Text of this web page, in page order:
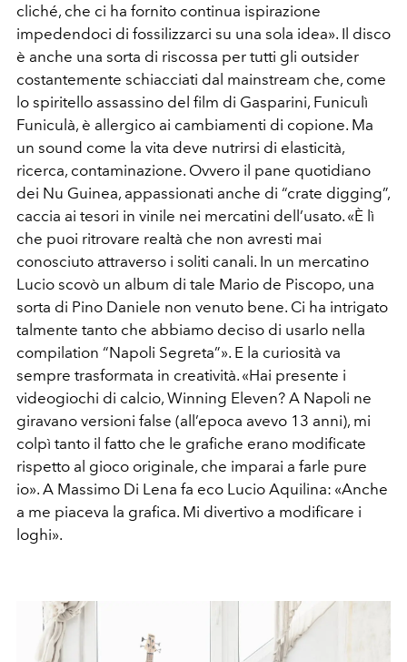
cliché, che ci ha fornito continua ispirazione
impedendoci di fossilizzarci su una sola idea». Il disco
è anche una sorta di riscossa per tutti gli outsider
costantemente schiacciati dal mainstream che, come
lo spiritello assassino del film di Gasparini, Funiculì
Funiculà, è allergico ai cambiamenti di copione. Ma
un sound come la vita deve nutrirsi di elasticità,
ricerca, contaminazione. Ovvero il pane quotidiano
dei Nu Guinea, appassionati anche di “crate digging”,
caccia ai tesori in vinile nei mercatini dell’usato. «È lì
che puoi ritrovare realtà che non avresti mai
conosciuto attraverso i soliti canali. In un mercatino
Lucio scovò un album di tale Mario de Piscopo, una
sorta di Pino Daniele non venuto bene. Ci ha intrigato
talmente tanto che abbiamo deciso di usarlo nella
compilation “Napoli Segreta”». E la curiosità va
sempre trasformata in creatività. «Hai presente i
videogiochi di calcio, Winning Eleven? A Napoli ne
giravano versioni false (all’epoca avevo 13 anni), mi
colpì tanto il fatto che le grafiche erano modificate
rispetto al gioco originale, che imparai a farle pure
io». A Massimo Di Lena fa eco Lucio Aquilina: «Anche
a me piaceva la grafica. Mi divertivo a modificare i
loghi».